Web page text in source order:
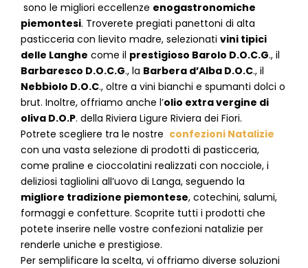
sono le migliori eccellenze enogastronomiche
piemontesi. Troverete pregiati panettoni di alta
pasticceria con lievito madre, selezionati vini tipici
delle Langhe come il prestigioso Barolo D.O.C.G., il
Barbaresco D.O.C.G., la Barbera d’Alba D.O.C., il
Nebbiolo D.O.C., oltre a vini bianchi e spumanti dolci o
brut. Inoltre, offriamo anche l’olio extra vergine di
oliva D.O.P. della Riviera Ligure Riviera dei Fiori.
Potrete scegliere tra le nostre confezioni Natalizie
con una vasta selezione di prodotti di pasticceria,
come praline e cioccolatini realizzati con nocciole, i
deliziosi tagliolini all’uovo di Langa, seguendo la
migliore tradizione piemontese, cotechini, salumi,
formaggi e confetture. Scoprite tutti i prodotti che
potete inserire nelle vostre confezioni natalizie per
renderle uniche e prestigiose.
Per semplificare la scelta, vi offriamo diverse soluzioni